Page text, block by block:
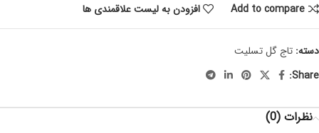
Add to compare
افزودن به لیست علاقمندی ها
دسته: تاج گل تسلیت
Share:
نظرات (0)